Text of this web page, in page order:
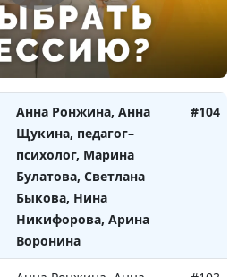
Костерина, Елена
Сергеева, Татьяна
Тимонина, Гегецик
Шахназарян
Анна Ронжина, Анна
Щукина, педагог–
психолог, Марина
Булатова, Светлана
Быкова, Нина
Никифорова, Арина
Воронина
#104